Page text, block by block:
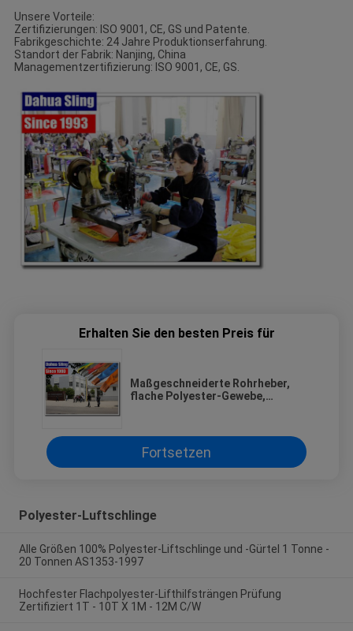
Unsere Vorteile:
Zertifizierungen: ISO 9001, CE, GS und Patente.
Fabrikgeschichte: 24 Jahre Produktionserfahrung.
Standort der Fabrik: Nanjing, China
Managementzertifizierung: ISO 9001, CE, GS.
Erhalten Sie den besten Preis für
Maßgeschneiderte Rohrheber,
flache Polyester-Gewebe,
Fortsetzen
Polyester-Luftschlinge
Alle Größen 100% Polyester-Liftschlinge und -Gürtel 1 Tonne -
20 Tonnen AS1353-1997
Hochfester Flachpolyester-Lifthilfsträngen Prüfung
Zertifiziert 1T - 10T X 1M - 12M C/W